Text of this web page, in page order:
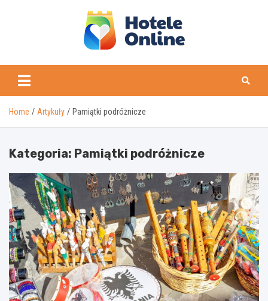
Home Artykuły Pamiątki podróżnicze
Kategoria: Pamiątki podróżnicze